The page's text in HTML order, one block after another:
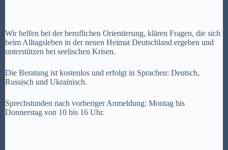
Wir helfen bei der beruflichen Orientierung, klären Fragen, die sich
beim Alltagsleben in der neuen Heimat Deutschland ergeben und
unterstützen bei seelischen Krisen.
Die Beratung ist kostenlos und erfolgt in Sprachen: Deutsch,
Russisch und Ukrainisch.
Sprechstunden nach vorheriger Anmeldung: Montag bis
Donnerstag von 10 bis 16 Uhr.